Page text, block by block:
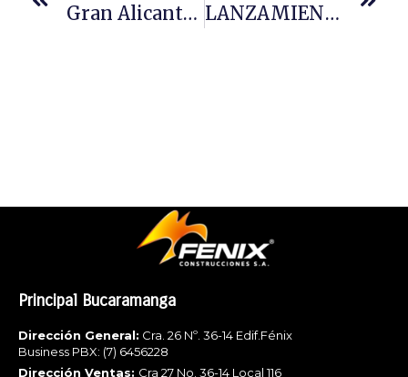
Gran Alicante Da La Bienvenida A Bucaramanga LANZAMIENTO GRAN ALICANTE FASE 2
Principal Bucaramanga
Dirección General: Cra. 26 Nº. 36-14 Edif.Fénix
Business PBX: (7) 6456228
Dirección Ventas: Cra 27 No. 36-14 Local 116